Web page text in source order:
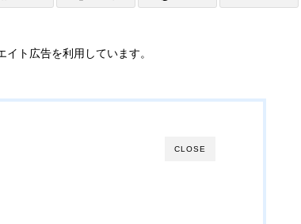
ト広告を利用しています。
CLOSE